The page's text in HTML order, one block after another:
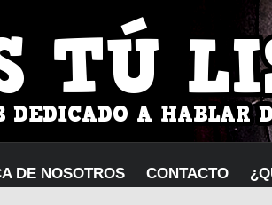
DE NOSOTROS CONTACTO